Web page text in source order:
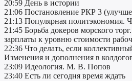
20:59 День в истории
21:06 Постановление РКР 3
21:13 Популярная политэкономия.
21:45 Борьба докеров морского
зарплаты к уровню стоимости
22:36 Что делать, если
Изменения и дополнения в
23:09 Идеология. М. В. Попов
23:40 Есть ли сегодня время ждать